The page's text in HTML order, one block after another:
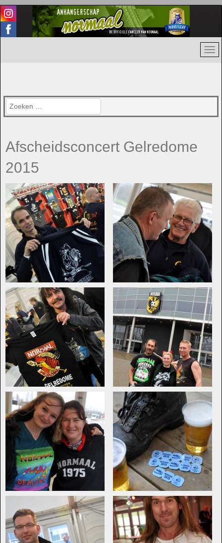
Zoeken
Afscheidsconcert Gelredome
2015